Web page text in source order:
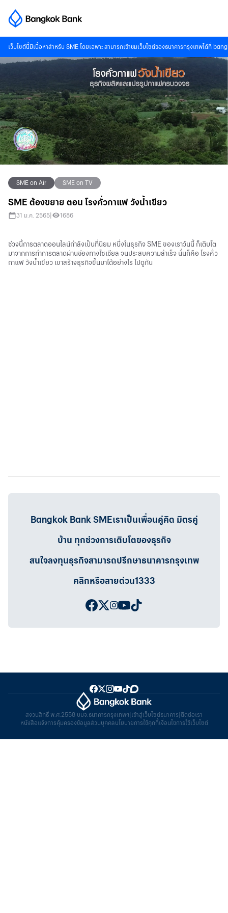
เว็บไซต์นี้มีเนื้อหาสำหรับ SME โดยเฉพาะ สามารถเข้าชมเว็บไซต์ของธนาคารกรุงเทพได้ที่
SME on Air SME on TV
SME ต้องขยาย ตอน โรงคั่วกาแฟ วังน้ําเขียว
31 ม.ค. 2565 1686
ช่วงนี้การตลาดออนไลน์กําลังเป็นที่นิยม หนึ่งในธุรกิจ SME ของเราวันนี้ ก็เติบโต
มาจากการทําการตลาดผ่านช่องทางโซเชียล จนประสบความสําเร็จ นั่นก็คือ โรงคั่ว
กาแฟ วังน้ำเขียว เขาสร้างธุรกิจขึ้นมาได้อย่างไร ไปดูกัน
Bangkok Bank SMEเราเป็นเพื่อนคู่คิด มิตรคู่
บ้าน ทุกช่วงการเติบโตของธุรกิจ
สนใจลงทุนธุรกิจสามารถปรึกษาธนาคารกรุงเทพ
คลิกหรือสายด่วน1333
สงวนสิทธิ์ พ.ศ.2558 บมจ.ธนาคารกรุงเทพฯ เข้าสู่เว็บไซต์ธนาคาร ติดต่อเรา
หนังสือแจ้งการคุ้มครองข้อมูลส่วนบุคคลนโยบายการใช้คุกกี้เงื่อนไขการใช้เว็บไซต์